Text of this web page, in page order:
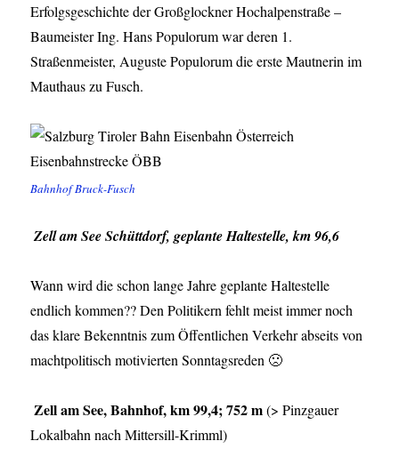
Erfolgsgeschichte der Großglockner Hochalpenstraße –
Baumeister Ing. Hans Populorum war deren 1.
Straßenmeister, Auguste Populorum die erste Mautnerin im
Mauthaus zu Fusch.
Bahnhof Bruck-Fusch
Zell am See Schüttdorf, geplante Haltestelle, km 96,6
Wann wird die schon lange Jahre geplante Haltestelle
endlich kommen?? Den Politikern fehlt meist immer noch
das klare Bekenntnis zum Öffentlichen Verkehr abseits von
machtpolitisch motivierten Sonntagsreden 🙁
Zell am See, Bahnhof, km 99,4; 752 m(> Pinzgauer
Lokalbahn nach Mittersill-Krimml)